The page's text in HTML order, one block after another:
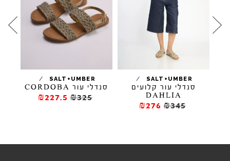
SALT+UMBER
/
סנדלי עור קלועים
DAHLIA
₪345
₪276
SALT+UMBER
/
סנדלי עור CORDOBA
₪325
₪227.5